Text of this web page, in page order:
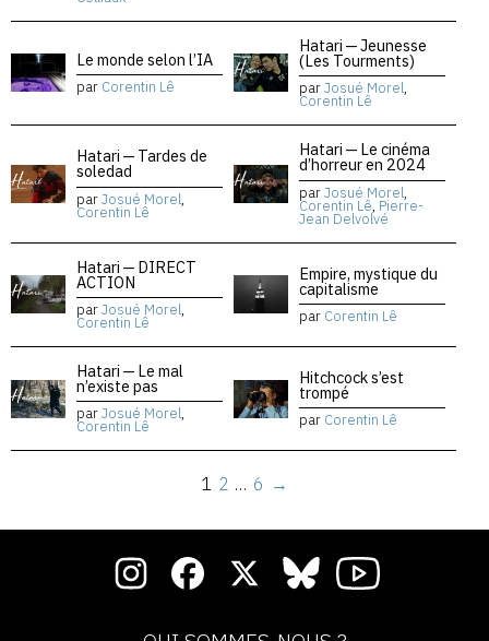
Le monde selon l’IA
par Corentin Lê
Hatari — Jeunesse
(Les Tourments)
parJosué Morel,
Corentin Lê
Hatari — Tardes de
soledad
parJosué Morel,
Corentin Lê
Hatari — Le cinéma
d’horreur en 2024
parJosué Morel,
Corentin Lê, Pierre-
Jean Delvolvé
Hatari — DIRECT
ACTION
parJosué Morel,
Corentin Lê
Empire, mystique du
capitalisme
par Corentin Lê
Hatari — Le mal
n’existe pas
parJosué Morel,
Corentin Lê
Hitchcock s’est
trompé
par Corentin Lê
1 2 … 6 →